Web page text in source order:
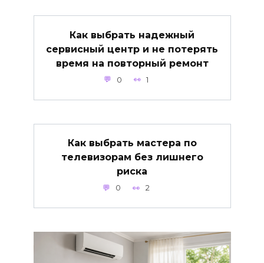
Как выбрать надежный
сервисный центр и не потерять
время на повторный ремонт
0 1
Как выбрать мастера по
телевизорам без лишнего
риска
0 2